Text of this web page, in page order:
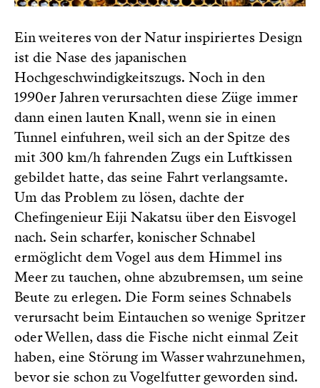
Ein weiteres von der Natur inspiriertes Design
ist die Nase des japanischen
Hochgeschwindigkeitszugs. Noch in den
1990er Jahren verursachten diese Züge immer
dann einen lauten Knall, wenn sie in einen
Tunnel einfuhren, weil sich an der Spitze des
mit 300 km/h fahrenden Zugs ein Luftkissen
gebildet hatte, das seine Fahrt verlangsamte.
Um das Problem zu lösen, dachte der
Chefingenieur Eiji Nakatsu über den Eisvogel
nach. Sein scharfer, konischer Schnabel
ermöglicht dem Vogel aus dem Himmel ins
Meer zu tauchen, ohne abzubremsen, um seine
Beute zu erlegen. Die Form seines Schnabels
verursacht beim Eintauchen so wenige Spritzer
oder Wellen, dass die Fische nicht einmal Zeit
haben, eine Störung im Wasser wahrzunehmen,
bevor sie schon zu Vogelfutter geworden sind.